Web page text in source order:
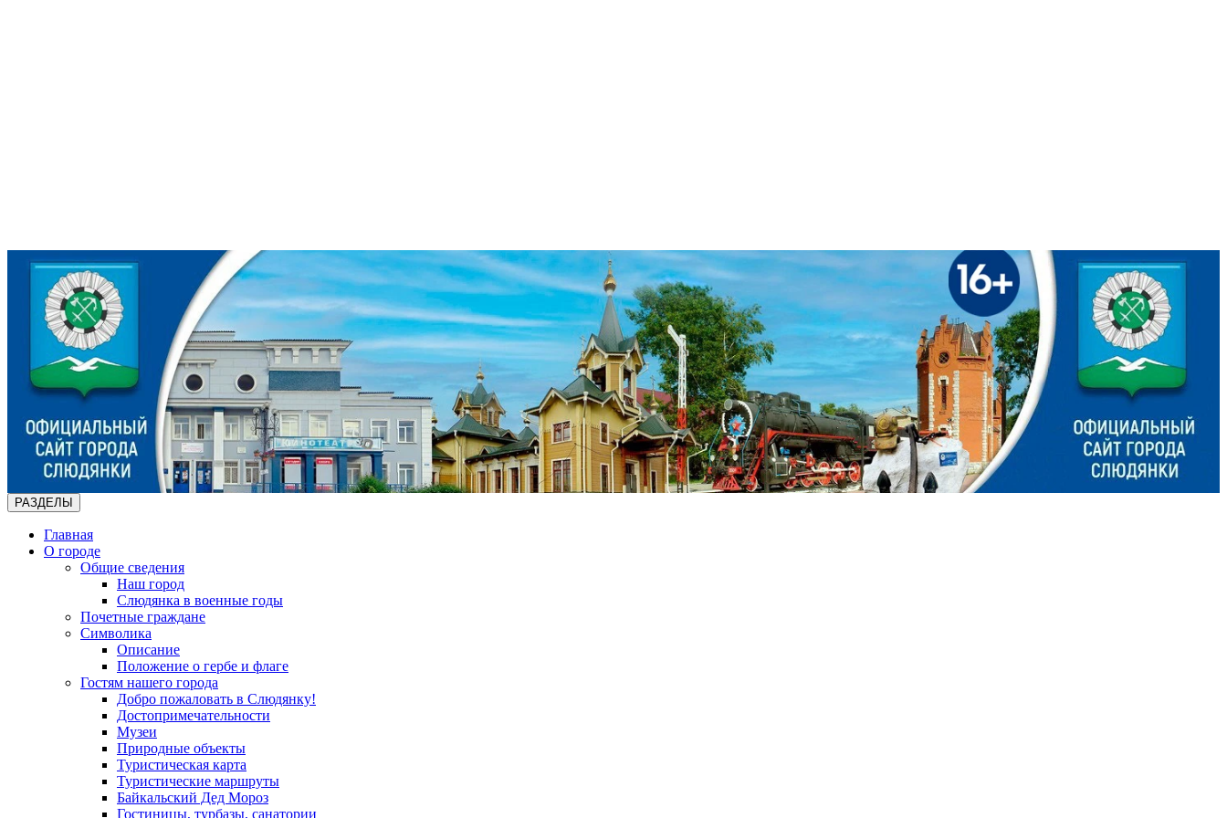
РАЗДЕЛЫ
Главная
О городе
Общие сведения
Наш город
Слюдянка в военные годы
Почетные граждане
Символика
Описание
Положение о гербе и флаге
Гостям нашего города
Добро пожаловать в Слюдянку!
Достопримечательности
Музеи
Природные объекты
Туристическая карта
Туристические маршруты
Байкальский Дед Мороз
Гостиницы, турбазы, санатории